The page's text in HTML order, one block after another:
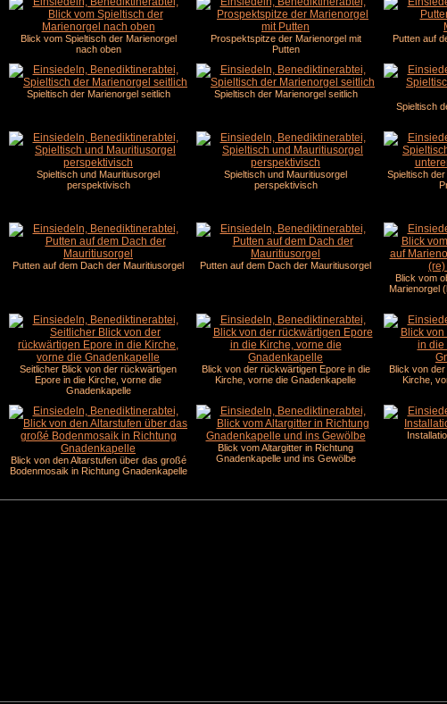
Blick vom Spieltisch der Marienorgel
nach oben
Prospektspitze der Marienorgel mit
Putten
Putten auf
Spieltisch der Marienorgel seitlich
Spieltisch der Marienorgel seitlich
Spieltisch
Spieltisch und Mauritiusorgel
perspektivisch
Spieltisch und Mauritiusorgel
perspektivisch
Spieltisch
Putten auf dem Dach der Mauritiusorgel
Putten auf dem Dach der Mauritiusorgel
Blick vom
Marienorgel
Seitlicher Blick von der rückwärtigen
Epore in die Kirche, vorne die
Gnadenkapelle
Blick von der rückwärtigen Epore in die
Kirche, vorne die Gnadenkapelle
Blick von
Kirche,
Blick von den Altarstufen über das großé
Bodenmosaik in Richtung Gnadenkapelle
Blick vom Altargitter in Richtung
Gnadenkapelle und ins Gewölbe